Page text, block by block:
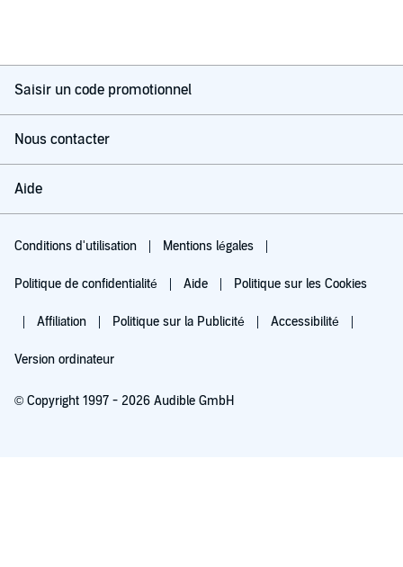
Saisir un code promotionnel
Nous contacter
Aide
Conditions d'utilisation Mentions légales
Politique de confidentialité Aide Politique sur les Cookies
Affiliation Politique sur la Publicité Accessibilité
Version ordinateur
© Copyright 1997 - 2026 Audible GmbH